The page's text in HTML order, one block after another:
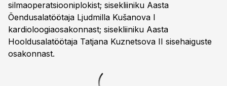
silmaoperatsiooniplokist; sisekliiniku Aasta
Õendusalatöötaja Ljudmilla Kušanova I
kardioloogiaosakonnast; sisekliiniku Aasta
Hooldusalatöötaja Tatjana Kuznetsova II sisehaiguste
osakonnast.